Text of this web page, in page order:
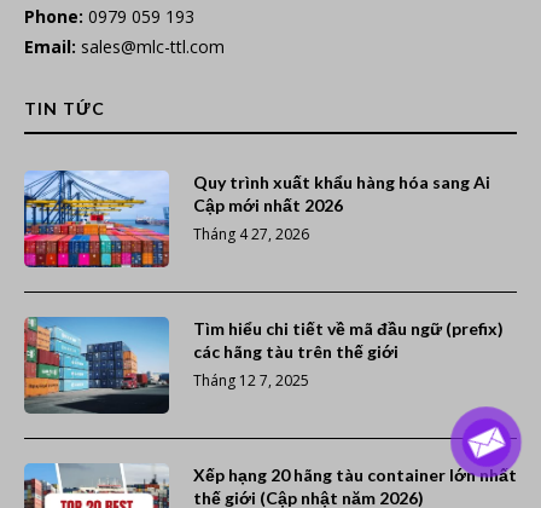
Phone: 0979 059 193
Email: sales@mlc-ttl.com
TIN TỨC
Quy trình xuất khẩu hàng hóa sang Ai
Cập mới nhất 2026
Tháng 4 27, 2026
Tìm hiểu chi tiết về mã đầu ngữ (prefix)
các hãng tàu trên thế giới
Tháng 12 7, 2025
Xếp hạng 20 hãng tàu container lớn nhất
thế giới (Cập nhật năm 2026)